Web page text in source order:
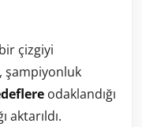
çizgiyi
şampiyonluk
odaklandığı
aktarıldı.